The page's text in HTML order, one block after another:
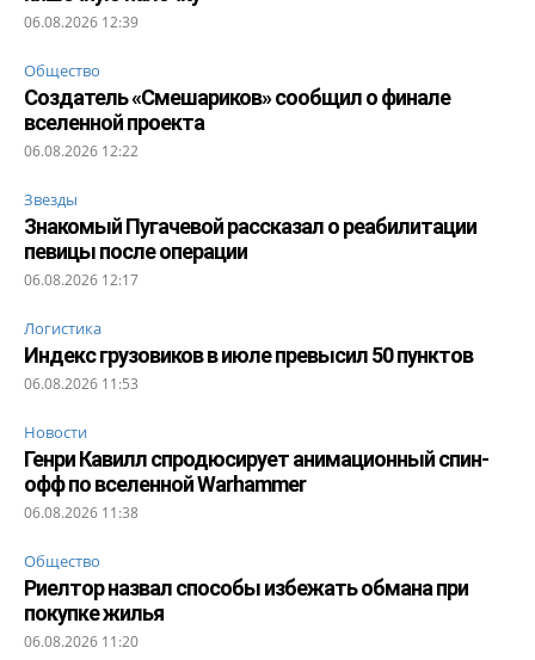
06.08.2026 12:39
Общество
Создатель «Смешариков» сообщил о финале
вселенной проекта
06.08.2026 12:22
Звезды
Знакомый Пугачевой рассказал о реабилитации
певицы после операции
06.08.2026 12:17
Логистика
Индекс грузовиков в июле превысил 50 пунктов
06.08.2026 11:53
Новости
Генри Кавилл спродюсирует анимационный спин-
офф по вселенной Warhammer
06.08.2026 11:38
Общество
Риелтор назвал способы избежать обмана при
покупке жилья
06.08.2026 11:20